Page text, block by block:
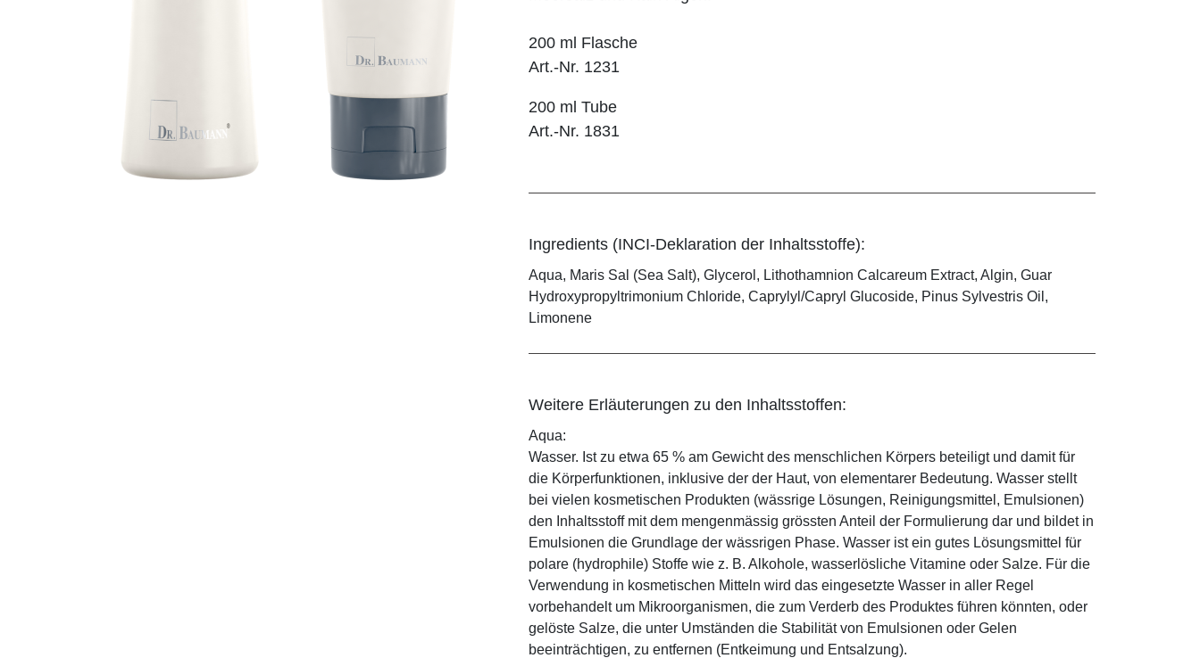
200 ml Flasche
Art.-Nr. 1231
200 ml Tube
Art.-Nr. 1831
Ingredients (INCI-Deklaration der Inhaltsstoffe):
Aqua, Maris Sal (Sea Salt), Glycerol, Lithothamnion Calcareum Extract, Algin, Guar
Hydroxypropyltrimonium Chloride, Caprylyl/Capryl Glucoside, Pinus Sylvestris Oil,
Limonene
Weitere Erläuterungen zu den Inhaltsstoffen:
Aqua:
Wasser. Ist zu etwa 65 % am Gewicht des menschlichen Körpers beteiligt und damit für
die Körperfunktionen, inklusive der der Haut, von elementarer Bedeutung. Wasser stellt
bei vielen kosmetischen Produkten (wässrige Lösungen, Reinigungsmittel, Emulsionen)
den Inhaltsstoff mit dem mengenmässig grössten Anteil der Formulierung dar und bildet in
Emulsionen die Grundlage der wässrigen Phase. Wasser ist ein gutes Lösungsmittel für
polare (hydrophile) Stoffe wie z. B. Alkohole, wasserlösliche Vitamine oder Salze. Für die
Verwendung in kosmetischen Mitteln wird das eingesetzte Wasser in aller Regel
vorbehandelt um Mikroorganismen, die zum Verderb des Produktes führen könnten, oder
gelöste Salze, die unter Umständen die Stabilität von Emulsionen oder Gelen
beeinträchtigen, zu entfernen (Entkeimung und Entsalzung).